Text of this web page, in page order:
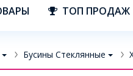
ТОП ПРОДАЖ
Бусины Стеклянные